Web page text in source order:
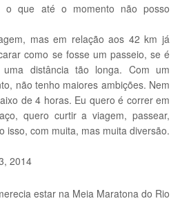
o que até o momento não posso
mas em relação aos 42 km já
como se fosse um passeio, se é
distância tão longa. Com um
não tenho maiores ambições. Nem
de 4 horas. Eu quero é correr em
quero curtir a viagem, passear,
isso, com muita, mas muita diversão.
2014
estar na Meia Maratona do Rio